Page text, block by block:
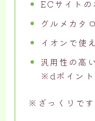
ECサイト
グルメカタ
イオンで使
汎用性の高
※dポイン
※ざっくりで